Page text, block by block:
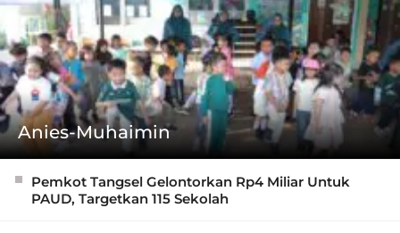
Anies-Muhaimin
Pemkot Tangsel Gelontorkan Rp4 Miliar Untuk
PAUD, Targetkan 115 Sekolah